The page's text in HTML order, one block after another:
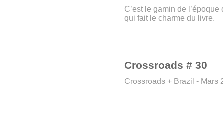
C’est le gamin de
qui fait le charme du livre.
Crossroads # 30
Crossroads + Brazil - Mars